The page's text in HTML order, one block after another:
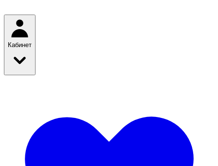
Кабинет